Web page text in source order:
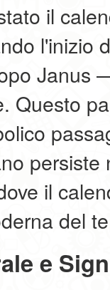
il
l'inizio
Janus
Questo
il
del
e